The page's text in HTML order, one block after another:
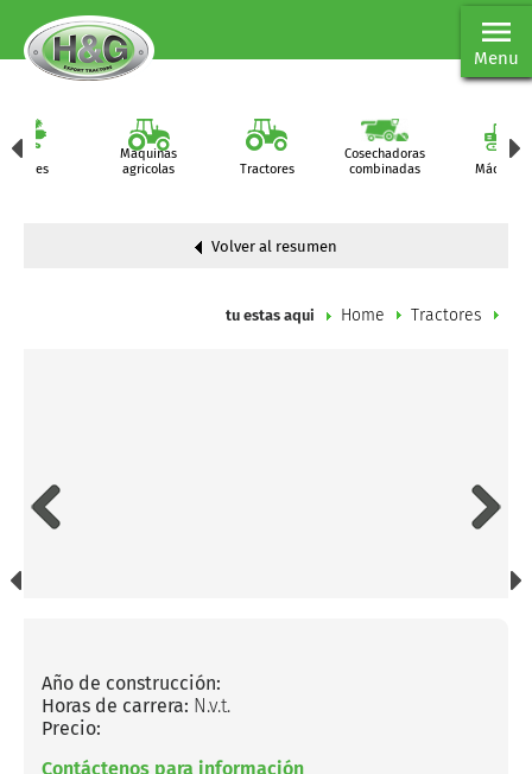
Menu
Partes
Maquinas
agricolas
Tractores
Cosechadoras
combinadas
Máquinas
Volver al resumen
tu estas aqui Home Tractores
Año de construcción:
Horas de carrera: N.v.t.
Precio:
Contáctenos para información